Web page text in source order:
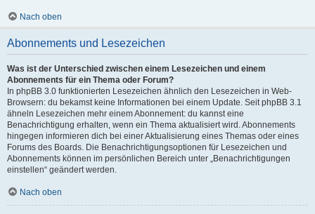
Nach oben
Abonnements und Lesezeichen
Was ist der Unterschied zwischen einem Lesezeichen und einem
Abonnements für ein Thema oder Forum?
In phpBB 3.0 funktionierten Lesezeichen ähnlich den Lesezeichen in Web-
Browsern: du bekamst keine Informationen bei einem Update. Seit phpBB 3.1
ähneln Lesezeichen mehr einem Abonnement: du kannst eine
Benachrichtigung erhalten, wenn ein Thema aktualisiert wird. Abonnements
hingegen informieren dich bei einer Aktualisierung eines Themas oder eines
Forums des Boards. Die Benachrichtigungsoptionen für Lesezeichen und
Abonnements können im persönlichen Bereich unter „Benachrichtigungen
einstellen“ geändert werden.
Nach oben